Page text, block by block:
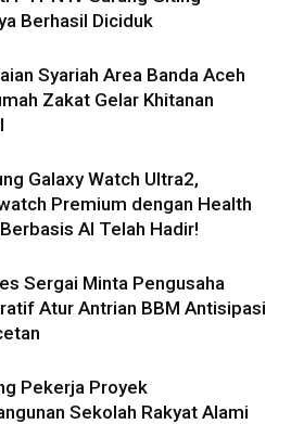
Berhasil Diciduk
Syariah Area Banda Aceh
Zakat Gelar Khitanan
Galaxy Watch Ultra2,
Premium dengan Health
AI Telah Hadir!
Sergai Minta Pengusaha
Atur Antrian BBM Antisipasi
Pekerja Proyek
Sekolah Rakyat Alami